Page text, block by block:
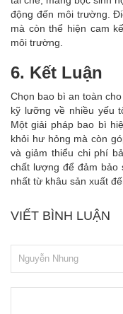
động đến môi trường.
mà còn thể hiện cam
môi trường.
6. Kết Luận
Chọn bao bì an toàn
kỹ lưỡng về nhiều yếu
Một giải pháp bao bì
khỏi hư hỏng mà còn
và giảm thiểu chi phí
chất lượng để đảm bảo
nhất từ khâu sản xuất
VIẾT BÌNH LUẬN